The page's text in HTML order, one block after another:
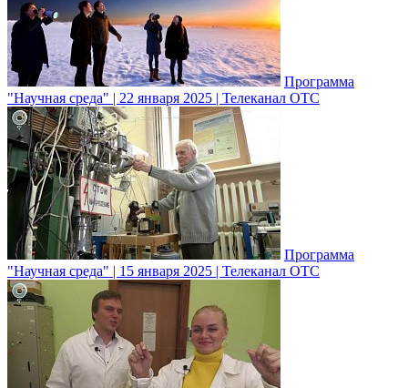
Программа
"Научная среда" | 22 января 2025 | Телеканал ОТС
Программа
"Научная среда" | 15 января 2025 | Телеканал ОТС